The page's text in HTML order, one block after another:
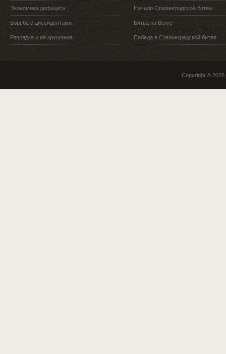
Экономика дефицита
Борьба с диссидентами
Разрядка и её крушение
Начало Сталинградской битвы
Битва на Волге
Победа в Сталинградской битве
Copyright © 2026